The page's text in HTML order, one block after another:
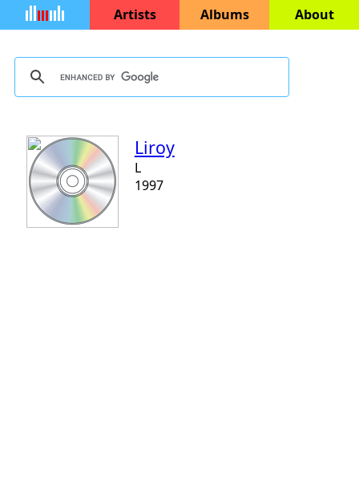
Artists Albums About
Liroy
L
1997